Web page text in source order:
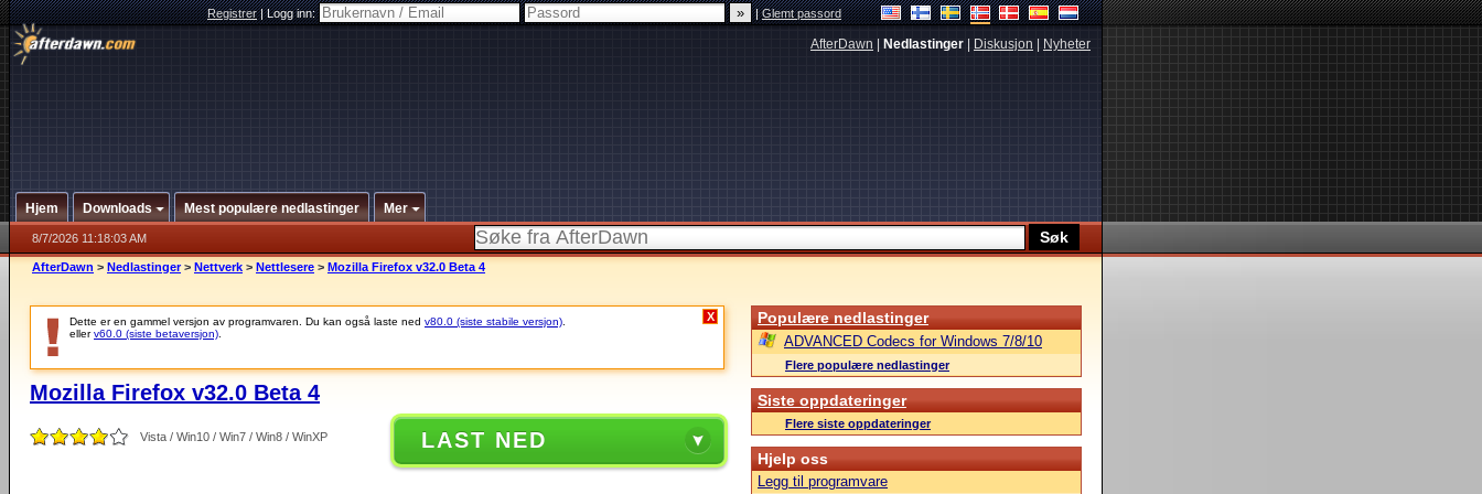
Registrer|Logg inn: |Glemt passord
AfterDawn Nedlastinger Diskusjon Nyheter
Hjem Downloads Mest populære nedlastinger Mer
8/7/2026 11:18:03 AM
AfterDawn > Nedlastinger > Nettverk > Nettlesere > Mozilla Firefox v32.0 Beta 4
Dette er en gammel versjon av programvaren. Du kan også laste ned v80.0 (siste stabile versjon)
ellerv60.0 (siste betaversjon)
X
Mozilla Firefox v32.0 Beta 4
Vista / Win10 / Win7 / Win8 / WinXP LAST NED
Populære nedlastinger
ADVANCED Codecs for Windows 7/8/10
Flere populære nedlastinger
Siste oppdateringer
Flere siste oppdateringer
Hjelp oss
Legg til programvare